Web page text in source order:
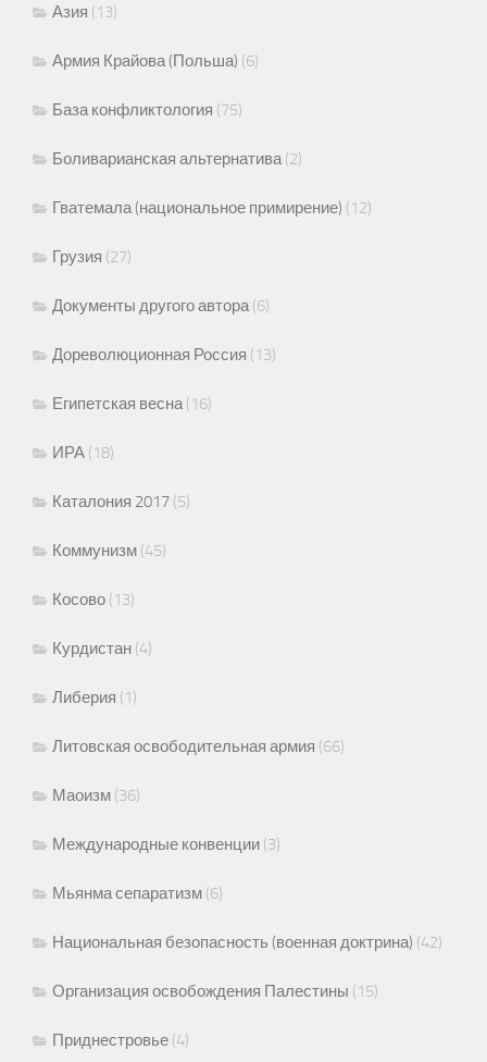
Азия (13)
Армия Крайова (Польша) (6)
База конфликтология (75)
Боливарианская альтернатива(2)
Гватемала (национальное примирение) (12)
Грузия (27)
Документы другого автора(6)
Дореволюционная Россия (13)
Египетская весна(16)
ИРА (18)
Каталония 2017 (5)
Коммунизм (45)
Косово (13)
Курдистан (4)
Либерия (1)
Литовская освободительная армия (66)
Маоизм (36)
Международные конвенции (3)
Мьянма сепаратизм (6)
Национальная безопасность (военная доктрина) (42)
Организация освобождения Палестины (15)
Приднестровье (4)